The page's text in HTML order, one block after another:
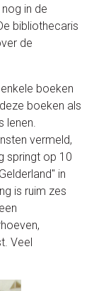
in de
bibliothecaris
de
boeken
boeken als
lenen.
vermeld,
springt op 10
in
is ruim zes
Veel